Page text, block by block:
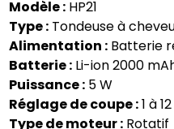
Modèle : HP21
Type : Tondeuse à
Alimentation : Batterie
Batterie : Li-ion 2000
Puissance : 5 W
Réglage de coupe :1 à
Type de moteur : Rotatif